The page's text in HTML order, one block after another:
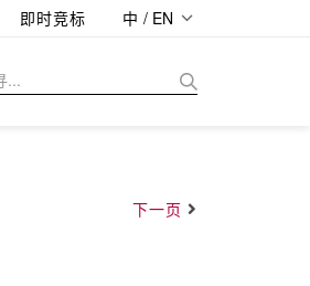
即时竞标 中 / EN
下一页